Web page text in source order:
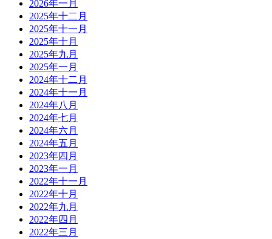
2026年一月
2025年十二月
2025年十一月
2025年十月
2025年九月
2025年一月
2024年十二月
2024年十一月
2024年八月
2024年七月
2024年六月
2024年五月
2023年四月
2023年一月
2022年十一月
2022年十月
2022年九月
2022年四月
2022年三月